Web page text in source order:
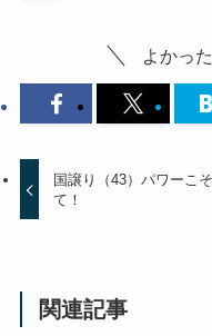
よかっ
国譲り（43）パワーこ
て！
関連記事